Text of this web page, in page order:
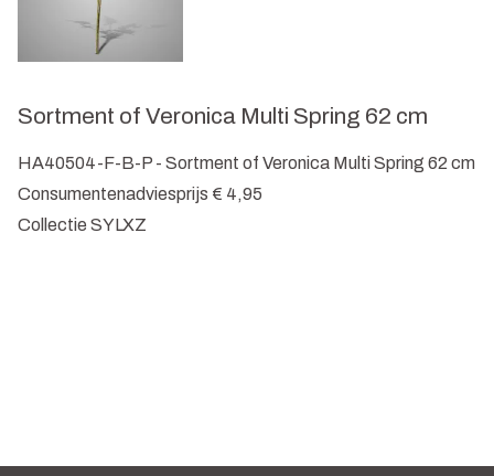
Sortment of Veronica Multi Spring 62 cm
HA40504-F-B-P - Sortment of Veronica Multi Spring 62 cm
Consumentenadviesprijs € 4,95
Collectie SYLXZ